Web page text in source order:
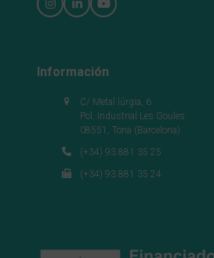
Instagram
LinkedInYouTube
Información
C/ Metal·lúrgia, 6
Pol. Industrial Les Goules
08551, Tona (Barcelona)
(+34) 93 881 35 25
(+34) 93 881 35 24